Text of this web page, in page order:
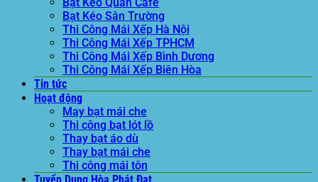
Bạt Kéo Sân Trường
Thi Công Mái Xếp Hà Nội
Thi Công Mái Xếp TPHCM
Thi Công Mái Xếp Bình Dương
Thi Công Mái Xếp Biên Hòa
Tin tức
Hoạt động
May bạt mái che
Thi công bạt lót lồ
Thay bạt áo dù
Thay bạt mái che
Thi công mái tôn